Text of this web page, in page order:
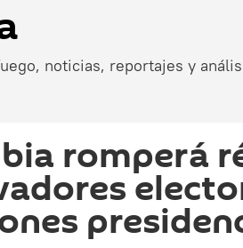
noticias, reportajes y
romperá